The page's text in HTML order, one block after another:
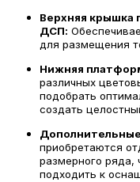
Верхняя крышка
ДСП:
для размещения
Нижняя
различных
подобрать
создать
приобретаются
размерного ряда,
подходить к